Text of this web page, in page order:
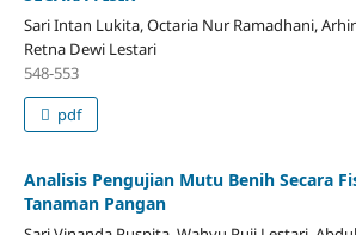
Sari Intan Lukita, Octaria Nur Ramadhani,
Retna Dewi Lestari
548-553
pdf
Analisis Pengujian Mutu Benih Secara
Tanaman Pangan